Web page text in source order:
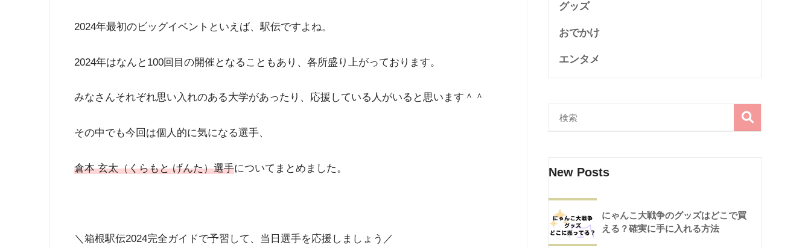
2024年最初のビッグイベントといえば、駅伝ですよね。
2024年はなんと100回目の開催となることもあり、各所盛り上がっております。
みなさんそれぞれ思い入れのある大学があったり、応援している人がいると思います＾＾
その中でも今回は個人的に気になる選手、
倉本 玄太（くらもと げんた）選手についてまとめました。
＼箱根駅伝2024完全ガイドで予習して、当日選手を応援しましょう／
グッズ
おでかけ
エンタメ
New Posts
にゃんこ大戦争のグッズはどこで買
える？確実に手に入れる方法